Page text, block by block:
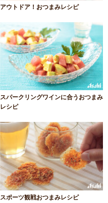
アウトドア！おつまみレシピ
スパークリングワインに合うおつまみ
レシピ
スポーツ観戦おつまみレシピ